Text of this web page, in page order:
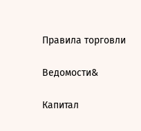
Правила торговли
Ведомости&
Капитал